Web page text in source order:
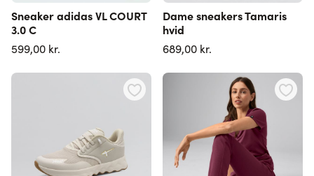
Sneaker adidas VL COURT
3.0 C
599,00 kr.
Dame sneakers Tamaris
hvid
689,00 kr.